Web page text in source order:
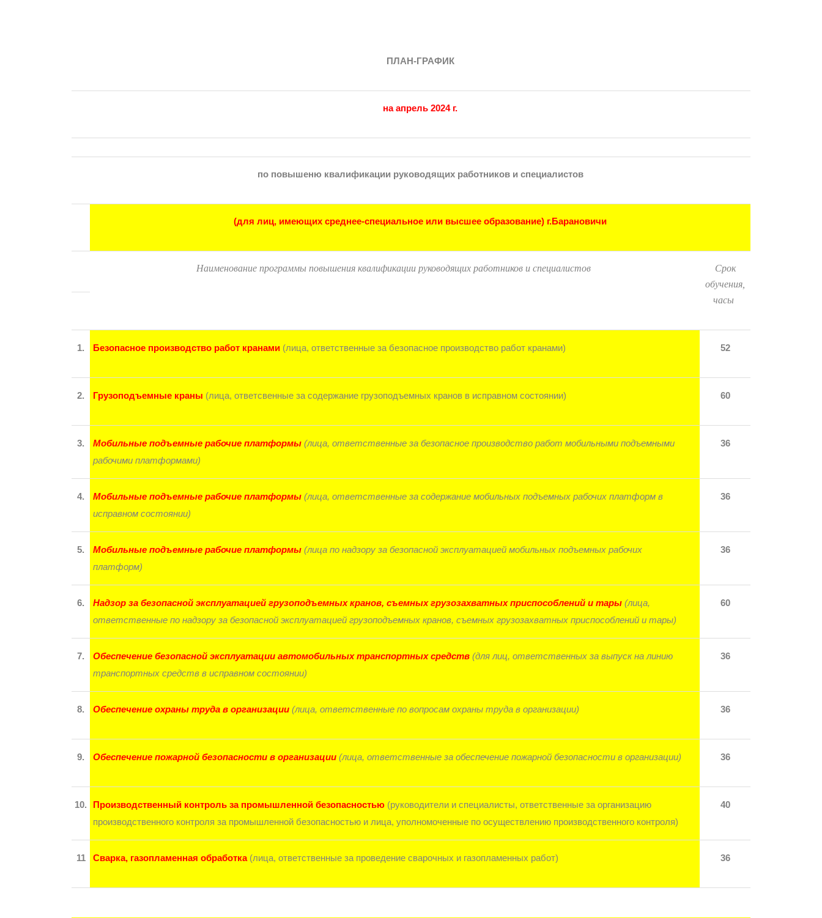
ПЛАН-ГРАФИК
на апрель 2024 г.
по повышеню квалификации руководящих работников и специалистов
(для лиц, имеющих среднее-специальное или высшее образование) г.Барановичи
Наименование программы повышения квалификации руководящих работников и специалистов
Срок
обучения,
часы
1. Безопасное производство работ кранами (лица, ответственные за безопасное производство работ кранами) 52
2. Грузоподъемные краны (лица, ответсвенные за содержание грузоподъемных кранов в исправном состоянии) 60
3. Мобильные подъемные рабочие платформы (лица, ответственные за безопасное производство работ мобильными подъемными
рабочими платформами)
36
4. Мобильные подъемные рабочие платформы (лица, ответственные за содержание мобильных подъемных рабочих платформ в
исправном состоянии)
36
5. Мобильные подъемные рабочие платформы (лица по надзору за безопасной эксплуатацией мобильных подъемных рабочих
платформ)
36
6. Надзор за безопасной эксплуатацией грузоподъемных кранов, съемных грузозахватных приспособлений и тары (лица,
ответственные по надзору за безопасной эксплуатацией грузоподъемных кранов, съемных грузозахватных приспособлений и тары)
60
7. Обеспечение безопасной эксплуатации автомобильных транспортных средств (для лиц, ответственных за выпуск на линию
транспортных средств в исправном состоянии)
36
8. Обеспечение охраны труда в организации (лица, ответственные по вопросам охраны труда в организации) 36
9. Обеспечение пожарной безопасности в организации (лица, ответственные за обеспечение пожарной безопасности в организации) 36
10. Производственный контроль за промышленной безопасностью (руководители и специалисты, ответственные за организацию
производственного контроля за промышленной безопасностью и лица, уполномоченные по осуществлению производственного контроля)
40
11 Сварка, газопламенная обработка(лица, ответственные за проведение сварочных и газопламенных работ) 36